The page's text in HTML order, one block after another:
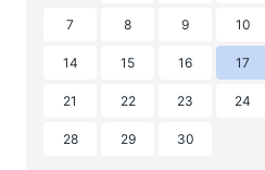
7 8 9 10
14 15 16 17
21 22 23 24
28 29 30